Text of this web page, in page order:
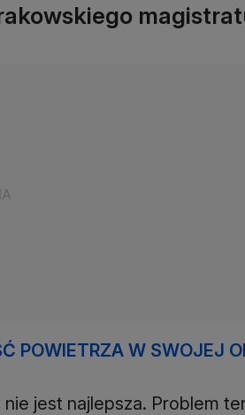
POWIETRZA W SWOJEJ
jest najlepsza. Problem